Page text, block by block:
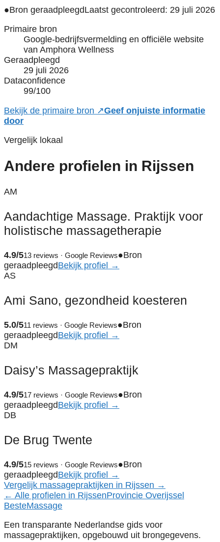
●Bron geraadpleegdLaatst gecontroleerd: 29 juli 2026
Primaire bron
Google-bedrijfsvermelding en officiële website
van Amphora Wellness
Geraadpleegd
29 juli 2026
Dataconfidence
99/100
Bekijk de primaire bron ↗Geef onjuiste informatie
door
Vergelijk lokaal
Andere profielen in Rijssen
AM
Aandachtige Massage. Praktijk voor
holistische massagetherapie
4.9/513 reviews · Google Reviews●Bron
geraadpleegdBekijk profiel →
AS
Ami Sano, gezondheid koesteren
5.0/511 reviews · Google Reviews●Bron
geraadpleegdBekijk profiel →
DM
Daisy’s Massagepraktijk
4.9/517 reviews · Google Reviews●Bron
geraadpleegdBekijk profiel →
DB
De Brug Twente
4.9/515 reviews · Google Reviews●Bron
geraadpleegdBekijk profiel →
Vergelijk massagepraktijken in Rijssen →
← Alle profielen in RijssenProvincie Overijssel
BesteMassage
Een transparante Nederlandse gids voor
massagepraktijken, opgebouwd uit brongegevens.